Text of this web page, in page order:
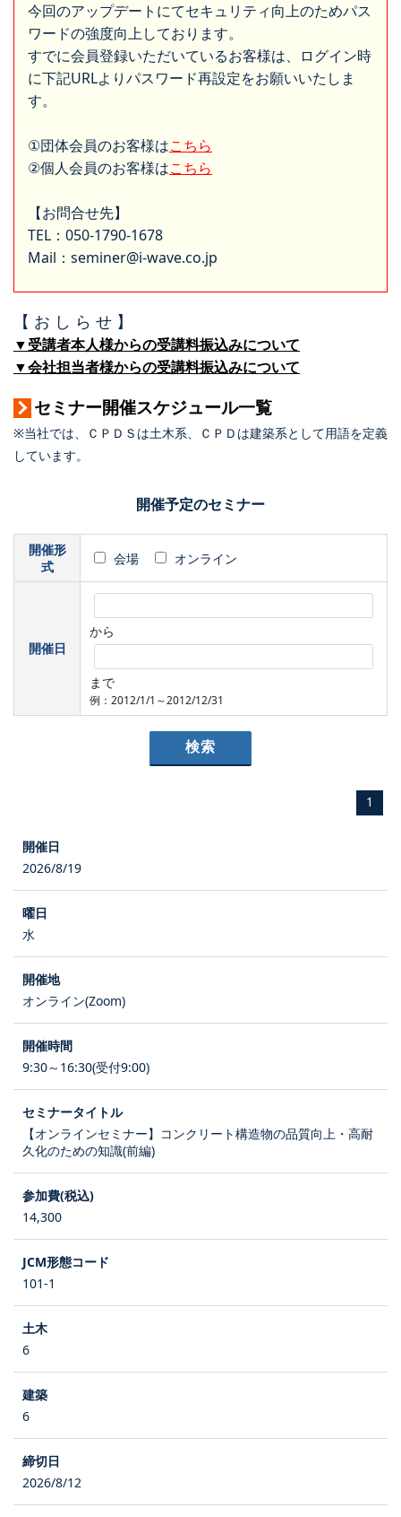
今回のアップデートにてセキュリティ向上のためパス
ワードの強度向上しております。
すでに会員登録いただいているお客様は、ログイン時
に下記URLよりパスワード再設定をお願いいたしま
す。
①団体会員のお客様はこちら
②個人会員のお客様はこちら
【お問合せ先】
TEL：050-1790-1678
Mail：seminer@i-wave.co.jp
【 お し ら せ 】
▼受講者本人様からの受講料振込みについて
▼会社担当者様からの受講料振込みについて
セミナー開催スケジュール一覧
※当社では、ＣＰＤＳは土木系、ＣＰＤは建築系として用語を定義
しています。
開催予定のセミナー
開催形
式
会場 オンライン
開催日
から
まで
例：2012/1/1～2012/12/31
1
2026/8/19
水
オンライン(Zoom)
9:30～16:30(受付9:00)
【オンラインセミナー】コンクリート構造物の品質向上・高耐
久化のための知識(前編)
14,300
101-1
6
6
2026/8/12